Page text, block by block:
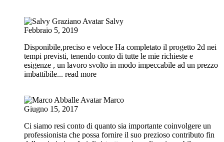
Salvy
Febbraio 5, 2019
Disponibile,preciso e veloce Ha completato il progetto 2d nei
tempi previsti, tenendo conto di tutte le mie richieste e
esigenze , un lavoro svolto in modo impeccabile ad un prezzo
imbattibile... read more
Marco
Giugno 15, 2017
Ci siamo resi conto di quanto sia importante coinvolgere un
professionista che possa fornire il suo prezioso contributo fin